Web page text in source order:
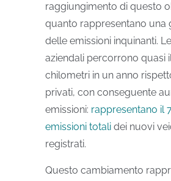
raggiungimento di questo
quanto rappresentano una
delle emissioni inquinanti.
aziendali percorrono quasi
chilometri in un anno
privati, con conseguente
emissioni: rappresentano il
emissioni totali dei nuovi
registrati.
Questo cambiamento